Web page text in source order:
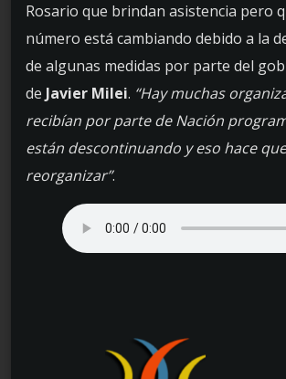
Rosario que brindan asistencia pero
número está cambiando debido a la
de algunas medidas por parte del
de Javier Milei. “Hay muchas
recibían por parte de Nación
están descontinuando y eso hace
reorganizar”.